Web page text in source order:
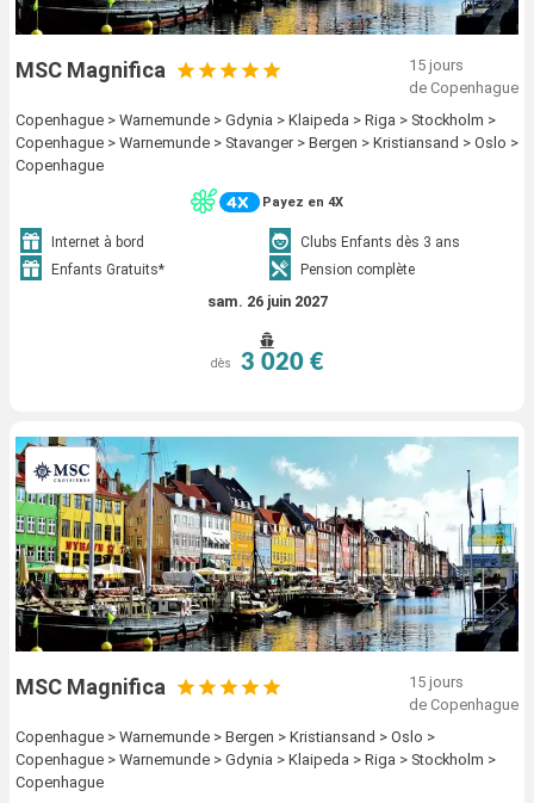
MSC Magnifica
15 jours
de Copenhague
Copenhague > Warnemunde > Gdynia > Klaipeda > Riga > Stockholm >
Copenhague > Warnemunde > Stavanger > Bergen > Kristiansand > Oslo >
Copenhague
Payez en 4X
Internet à bord
Clubs Enfants dès 3 ans
Enfants Gratuits*
Pension complète
sam. 26 juin 2027
dès 3 020 €
MSC Magnifica
15 jours
de Copenhague
Copenhague > Warnemunde > Bergen > Kristiansand > Oslo >
Copenhague > Warnemunde > Gdynia > Klaipeda > Riga > Stockholm >
Copenhague